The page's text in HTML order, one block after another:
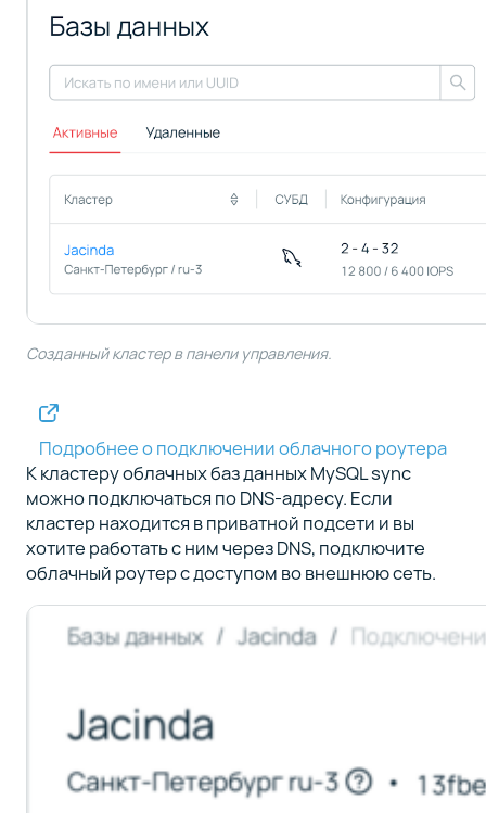
Созданный кластер в панели управления.
К кластеру облачных баз данных MySQL sync
можно подключаться по DNS-адресу. Если
кластер находится в приватной подсети и вы
хотите работать с ним через DNS, подключите
облачный роутер с доступом во внешнюю сеть.
Подробнее о подключении облачного роутера